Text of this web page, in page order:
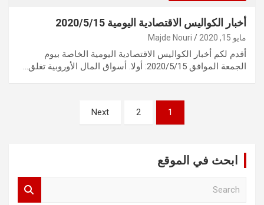
أخبار الكواليس الاقتصادية اليومية 2020/5/15
مايو 15, 2020 Majde Nouri
أقدم لكم أخبار الكواليس الاقتصادية اليومية الخاصة بيوم
الجمعة الموافق 2020/5/15: أولا. أسواق المال الأوروبية تغلق…
1
2
Next
ابحث في الموقع